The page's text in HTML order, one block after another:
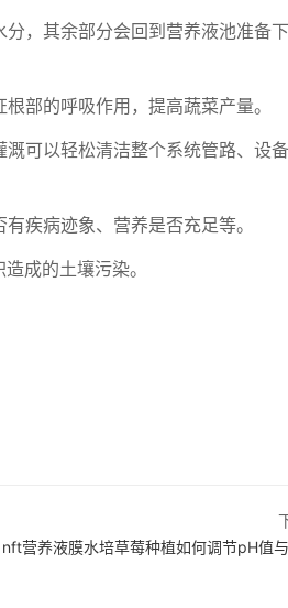
，其余部分会回到营养液池准备
部的呼吸作用，提高蔬菜产量。
可以轻松清洁整个系统管路、设
疾病迹象、营养是否充足等。
成的土壤污染。
nft营养液膜水培草莓种植如何调节pH值